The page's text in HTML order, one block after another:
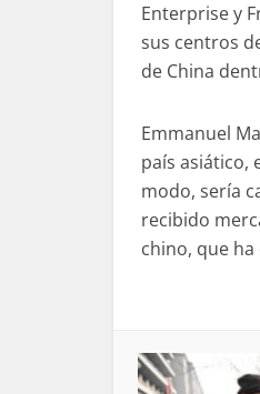
Enterprise y
sus centros
de China
Emmanuel
país asiático,
modo, sería
recibido
chino, que